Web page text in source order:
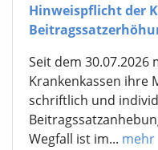
Hinweispflicht der
Seit dem 30.07.2026
Krankenkassen ihre
schriftlich und
Wegfall ist im... mehr